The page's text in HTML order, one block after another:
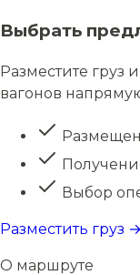
Выбрать
Разместите груз
вагонов
Выбор
Разместить груз →
О маршруте